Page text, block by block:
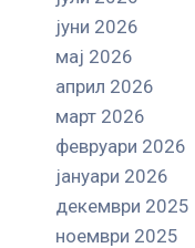
јуни 2026
мај 2026
април 2026
март 2026
февруари 2026
јануари 2026
декември 2025
ноември 2025